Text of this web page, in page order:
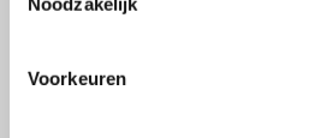
Voorkeuren